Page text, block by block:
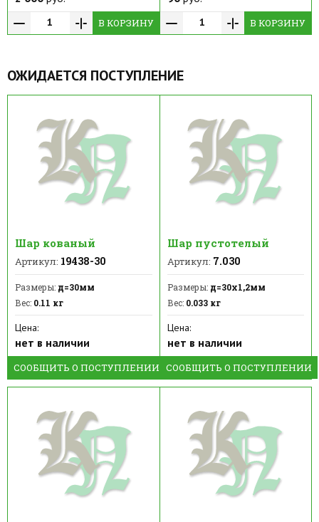
В КОРЗИНУ В КОРЗИНУ
ОЖИДАЕТСЯ ПОСТУПЛЕНИЕ
Шар кованый
Артикул: 19438-30
Размеры: д=30мм
Вес: 0.11 кг
Цена:
нет в наличии
СООБЩИТЬ О ПОСТУПЛЕНИИ
Шар пустотелый
Артикул: 7.030
Размеры:д=30х1,2мм
Вес:0.033 кг
Цена:
нет в наличии
СООБЩИТЬ О ПОСТУПЛЕНИИ